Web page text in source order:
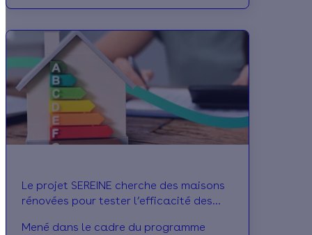
qualifications, vos clients vous font
confiance et bénéficient d’aides
financières pour vos travaux.
Le projet SEREINE cherche des maisons
rénovées pour tester l’efficacité des
Mené dans le cadre du programme